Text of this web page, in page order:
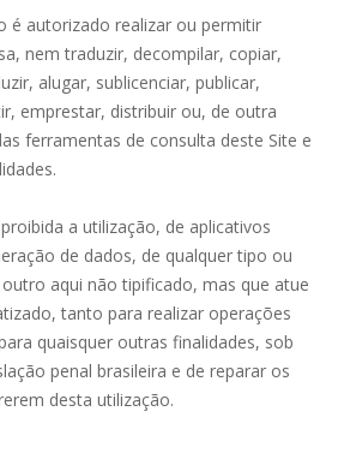
é autorizado realizar ou permitir
nem traduzir, decompilar, copiar,
alugar, sublicenciar, publicar,
emprestar, distribuir ou, de outra
ferramentas de consulta deste Site e
a utilização, de aplicativos
de dados, de qualquer tipo ou
aqui não tipificado, mas que atue
tanto para realizar operações
quaisquer outras finalidades, sob
penal brasileira e de reparar os
desta utilização.